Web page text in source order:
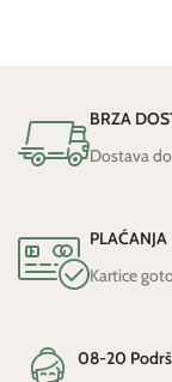
BRZA
Dostava
PLAĆANJA
Kartice
08-20